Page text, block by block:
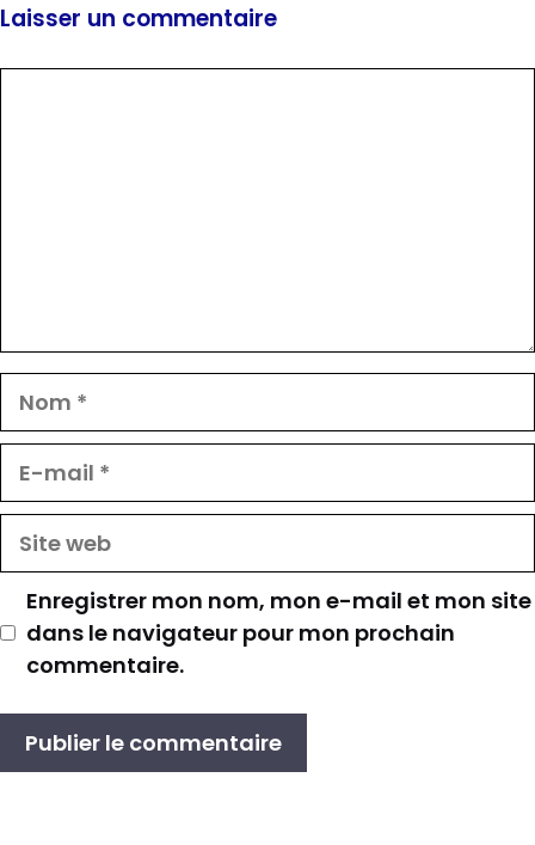
Laisser un commentaire
mail
Site
web
Enregistrer mon nom, mon e-mail et mon site
dans le navigateur pour mon prochain
commentaire.